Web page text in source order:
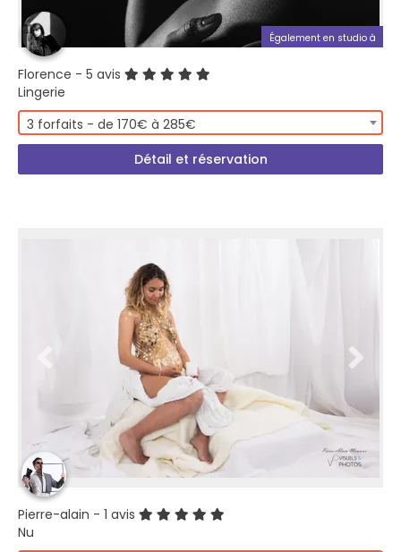
Également en studio à
Florence - 5 avis
Lingerie
3 forfaits - de 170€ à 285€
Détail et réservation
Pierre-alain - 1 avis
Nu